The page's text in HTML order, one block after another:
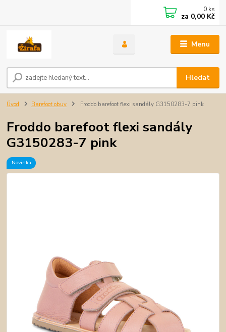
Menu
Hledat
0 ks
za 0,00 Kč
Úvod Barefoot obuv Froddo barefoot flexi sandály G3150283-7 pink
Froddo barefoot flexi sandály
G3150283-7 pink
Novinka